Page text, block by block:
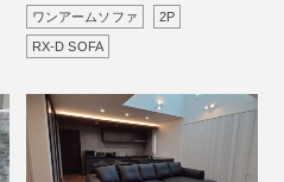
ワンアームソファ 2P
RX-D SOFA